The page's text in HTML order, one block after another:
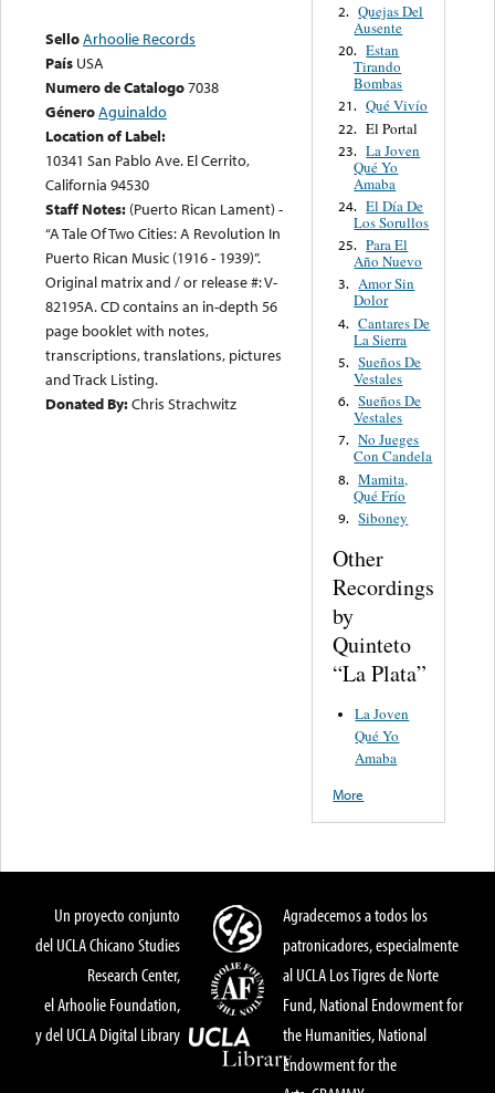
SelloArhoolie Records
País USA
Numero de Catalogo7038
GéneroAguinaldo
Location of Label:
10341 San Pablo Ave. El Cerrito,
California 94530
Staff Notes: (Puerto Rican Lament) -
“A Tale Of Two Cities: A Revolution In
Puerto Rican Music (1916 - 1939)”.
Original matrix and / or release #: V-
82195A. CD contains an in-depth 56
page booklet with notes,
transcriptions, translations, pictures
and Track Listing.
Donated By:Chris Strachwitz
2. Quejas Del
Ausente
20. Estan
Tirando
Bombas
21. Qué Vivío
22. El Portal
23. La Joven
Qué Yo
Amaba
24. El Día De
Los Sorullos
25. Para El
Año Nuevo
3. Amor Sin
Dolor
4. Cantares De
La Sierra
5. Sueños De
Vestales
6. Sueños De
Vestales
7. No Jueges
Con Candela
8. Mamita,
Qué Frío
9. Siboney
Other
Recordings
by
Quinteto
“La Plata”
La Joven
Qué Yo
Amaba
More
Un proyecto conjunto
del UCLA Chicano Studies
Research Center,
el Arhoolie Foundation,
y del UCLA Digital Library
Agradecemos a todos los
patronicadores, especialmente
al UCLA Los Tigres de Norte
Fund, National Endowment for
the Humanities, National
Endowment for the